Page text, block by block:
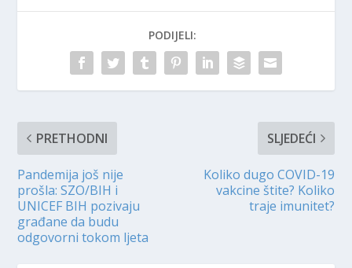
PODIJELI:
PRETHODNI
Pandemija još nije
prošla: SZO/BIH i
UNICEF BIH pozivaju
građane da budu
odgovorni tokom ljeta
SLJEDEĆI
Koliko dugo COVID-19
vakcine štite? Koliko
traje imunitet?